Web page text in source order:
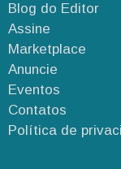
Blog do Editor
Assine
Marketplace
Anuncie
Eventos
Contatos
Política de